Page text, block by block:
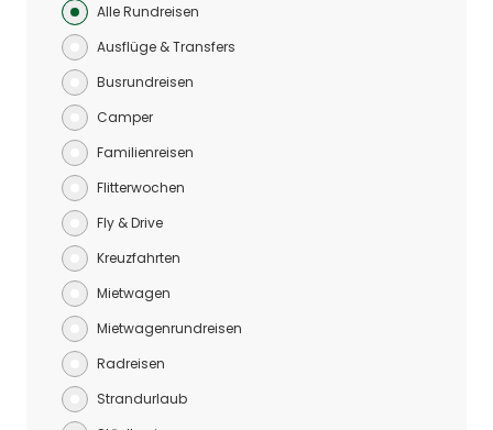
Alle Rundreisen
Ausflüge & Transfers
Busrundreisen
Camper
Familienreisen
Flitterwochen
Fly & Drive
Kreuzfahrten
Mietwagen
Mietwagenrundreisen
Radreisen
Strandurlaub